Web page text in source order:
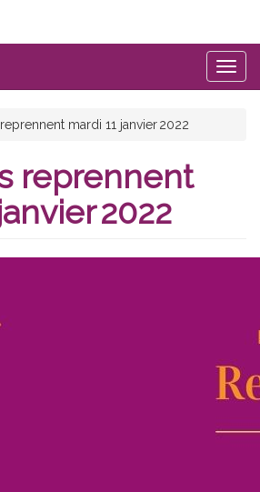
mardi 11 janvier 2022
reprennent
2022